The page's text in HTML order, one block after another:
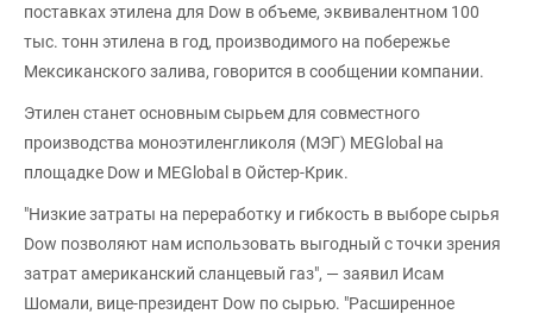
поставках этилена для Dow в объеме, эквивалентном 100
тыс. тонн этилена в год, производимого на побережье
Мексиканского залива, говорится в сообщении компании.
Этилен станет основным сырьем для совместного
производства моноэтиленгликоля (МЭГ) MEGlobal на
площадке Dow и MEGlobal в Ойстер-Крик.
"Низкие затраты на переработку и гибкость в выборе сырья
Dow позволяют нам использовать выгодный с точки зрения
затрат американский сланцевый газ", — заявил Исам
Шомали, вице-президент Dow по сырью. "Расширенное